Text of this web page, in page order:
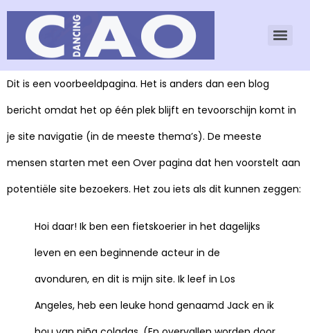
Dit is een voorbeeldpagina. Het is anders dan een blog
bericht omdat het op één plek blijft en tevoorschijn komt in
je site navigatie (in de meeste thema’s). De meeste
mensen starten met een Over pagina dat hen voorstelt aan
potentiële site bezoekers. Het zou iets als dit kunnen zeggen:
Hoi daar! Ik ben een fietskoerier in het dagelijks
leven en een beginnende acteur in de
avonduren, en dit is mijn site. Ik leef in Los
Angeles, heb een leuke hond genaamd Jack en ik